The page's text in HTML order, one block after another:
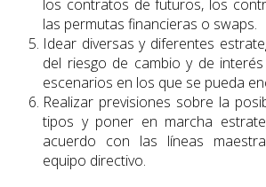
los contratos de futuros, los
las permutas financieras o swaps.
Idear diversas y diferentes
del riesgo de cambio y de
escenarios en los que se pueda
Realizar previsiones sobre la
tipos y poner en marcha
acuerdo con las líneas
equipo directivo.